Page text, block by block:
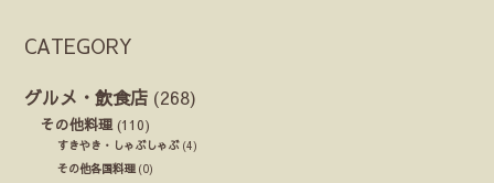
CATEGORY
グルメ・飲食店 (268)
その他料理 (110)
すきやき・しゃぶしゃぶ(4)
その他各国料理(0)